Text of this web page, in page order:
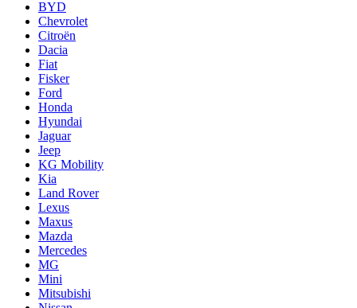
BYD
Chevrolet
Citroën
Dacia
Fiat
Fisker
Ford
Honda
Hyundai
Jaguar
Jeep
KG Mobility
Kia
Land Rover
Lexus
Maxus
Mazda
Mercedes
MG
Mini
Mitsubishi